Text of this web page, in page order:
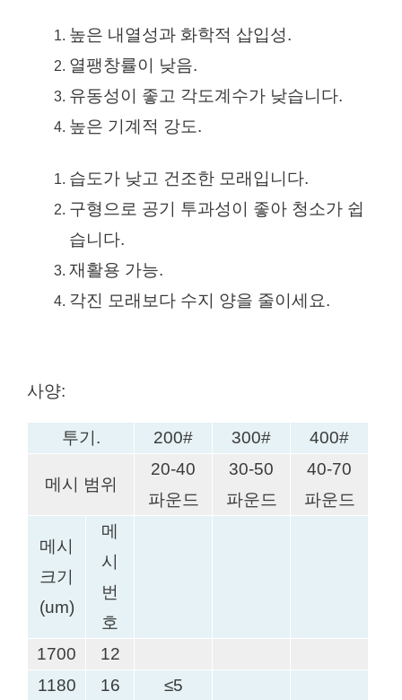
높은 내열성과 화학적 삽입성.
열팽창률이 낮음.
유동성이 좋고 각도계수가 낮습니다.
높은 기계적 강도.
습도가 낮고 건조한 모래입니다.
구형으로 공기 투과성이 좋아 청소가 쉽
습니다.
재활용 가능.
각진 모래보다 수지 양을 줄이세요.
사양:
투기. 200# 300# 400#
메시 범위
20-40
파운드
30-50
파운드
40-70
파운드
메시
크기
(um)
메
시
번
호
1700
12
1180
16
≤5